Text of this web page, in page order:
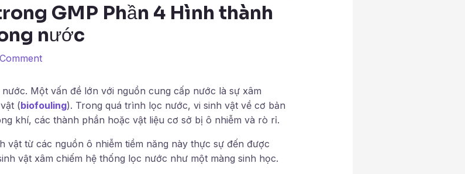
GMP Phần 4 Hình thành
nước
Một vấn đề lớn với nguồn cung cấp nước là sự xâm
(biofouling). Trong quá trình lọc nước, vi sinh vật về cơ bản
khí, các thành phần hoặc vật liệu cơ sở bị ô nhiễm và rò rỉ.
vật từ các nguồn ô nhiễm tiềm năng này thực sự đến được
vật xâm chiếm hệ thống lọc nước như một màng sinh học.